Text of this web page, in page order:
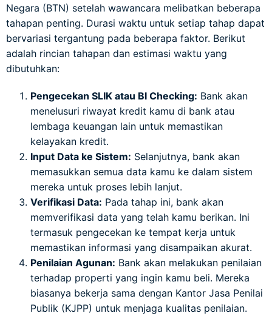
Negara (BTN) setelah wawancara melibatkan beberapa
tahapan penting. Durasi waktu untuk setiap tahap dapat
bervariasi tergantung pada beberapa faktor. Berikut
adalah rincian tahapan dan estimasi waktu yang
dibutuhkan:
Pengecekan SLIK atau BI Checking: Bank akan
menelusuri riwayat kredit kamu di bank atau
lembaga keuangan lain untuk memastikan
kelayakan kredit.
Input Data ke Sistem: Selanjutnya, bank akan
memasukkan semua data kamu ke dalam sistem
mereka untuk proses lebih lanjut.
Verifikasi Data: Pada tahap ini, bank akan
memverifikasi data yang telah kamu berikan. Ini
termasuk pengecekan ke tempat kerja untuk
memastikan informasi yang disampaikan akurat.
Penilaian Agunan: Bank akan melakukan penilaian
terhadap properti yang ingin kamu beli. Mereka
biasanya bekerja sama dengan Kantor Jasa Penilai
Publik (KJPP) untuk menjaga kualitas penilaian.